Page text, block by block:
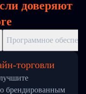
доверяют
Программное
торговли
брендированным